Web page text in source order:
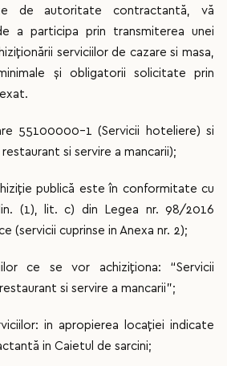
de autoritate contractantă, vă
a participa prin transmiterea unei
serviciilor de cazare si masa,
și obligatorii solicitate prin
55100000-1 (Servicii hoteliere) si
si servire a mancarii);
publică este în conformitate cu
(1), lit. c) din Legea nr. 98/2016
(servicii cuprinse in Anexa nr. 2);
ce se vor achiziţiona: “Servicii
si servire a mancarii”;
in apropierea locaţiei indicate
in Caietul de sarcini;